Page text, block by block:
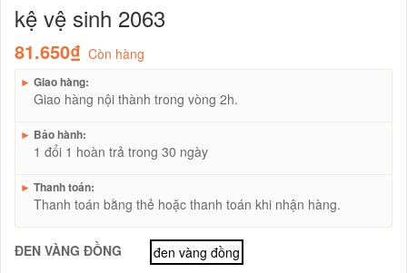
kệ vệ sinh 2063
81.650₫ Còn hàng
► Giao hàng:
Giao hàng nội thành trong vòng 2h.
► Bảo hành:
1 đổi 1 hoàn trả trong 30 ngày
► Thanh toán:
Thanh toán bằng thẻ hoặc thanh toán khi nhận hàng.
ĐEN VÀNG ĐỒNG
đen vàng đồng